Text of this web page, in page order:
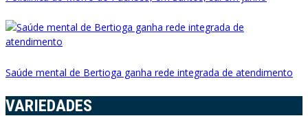
Saúde mental de Bertioga ganha rede integrada de atendimento
VARIEDADES